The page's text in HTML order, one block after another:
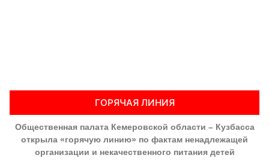
ГОРЯЧАЯ ЛИНИЯ
Общественная палата Кемеровской области – Кузбасса
открыла «горячую линию» по фактам ненадлежащей
организации и некачественного питания детей